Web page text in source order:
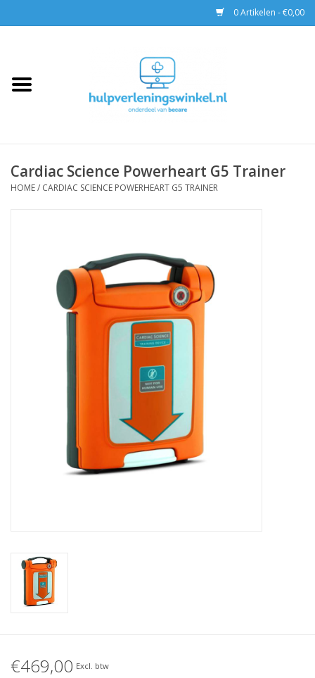
0 Artikelen - €0,00
EHBO
Cardiac Science Powerheart G5 Trainer
HOME/ CARDIAC SCIENCE POWERHEART G5 TRAINER
€469,00 Excl. btw